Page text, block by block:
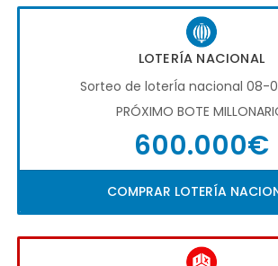
LOTERÍA NACIONAL
Sorteo de loterÍa nacional 08-
PRÓXIMO BOTE
600.000€
COMPRAR LOTERÍA